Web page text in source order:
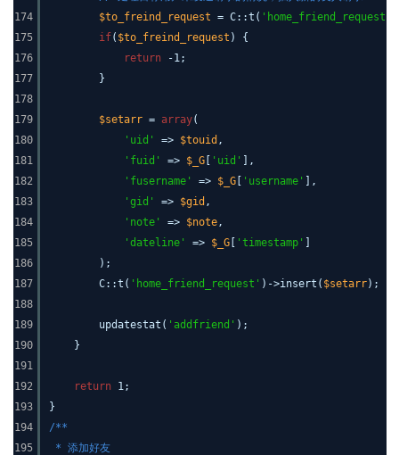
174
175
176
177
178
179
180
181
182
183
184
185
186
187
188
189
190
191
192
193
194
195
$to_freind_request = C::t( 'home_friend_request'
if( $to_freind_request ) {
return
-1;
}
$setarr = array(
'uid'
=> $touid ,
'fuid'
=> $_G 'uid'
],
'fusername'
=> $_G 'username'
],
'gid'
=> $gid ,
'note'
=> $note,
'dateline'
=> $_G 'timestamp'
);
C::t( 'home_friend_request' )->insert( $setarr);
updatestat( 'addfriend' );
}
return 1;
}
/**
* 添加好友